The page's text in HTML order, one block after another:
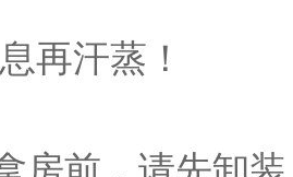
再汗蒸！